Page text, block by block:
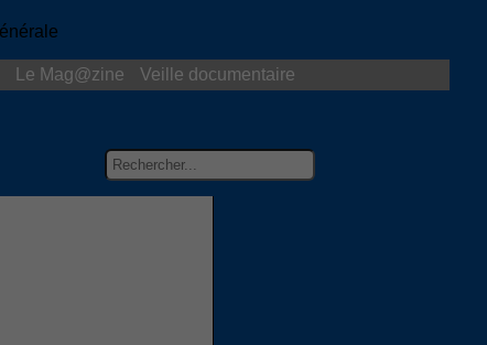
Le Mag@zine Veille documentaire